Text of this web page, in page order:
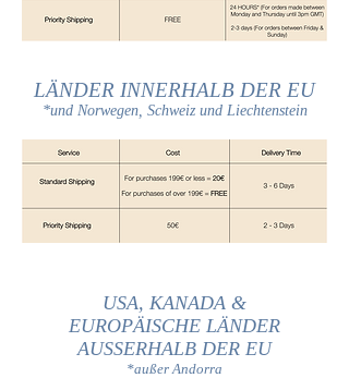
LÄNDER INNERHALB DER EU
*und Norwegen, Schweiz und Liechtenstein
USA, KANADA &
EUROPÄISCHE LÄNDER
AUSSERHALB DER EU
*außer Andorra